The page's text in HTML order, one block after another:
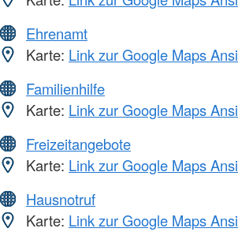
Ehrenamt
Karte: Link zur Google Maps
Familienhilfe
Karte: Link zur Google Maps
Freizeitangebote
Karte: Link zur Google Maps
Hausnotruf
Karte: Link zur Google Maps